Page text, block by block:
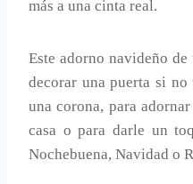
más a una cinta real.
Este adorno navideño
decorar una puerta si
una corona, para
casa o para darle un
Nochebuena, Navidad o